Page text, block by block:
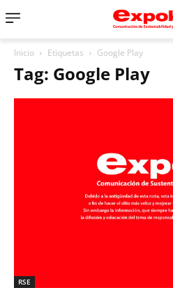
Inicio Etiquetas Google Play
Tag: Google Play
RSE